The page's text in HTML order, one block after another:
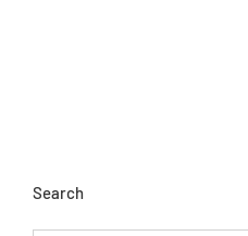
Search